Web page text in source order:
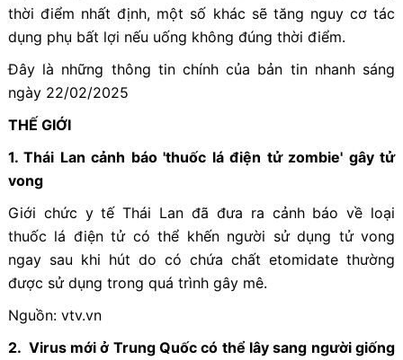
thời điểm nhất định, một số khác sẽ tăng nguy cơ tác
dụng phụ bất lợi nếu uống không đúng thời điểm.
Đây là những thông tin chính của bản tin nhanh sáng
ngày 22/02/2025
THẾ GIỚI
1. Thái Lan cảnh báo 'thuốc lá điện tử zombie' gây tử
vong
Giới chức y tế Thái Lan đã đưa ra cảnh báo về loại
thuốc lá điện tử có thể khến người sử dụng tử vong
ngay sau khi hút do có chứa chất etomidate thường
được sử dụng trong quá trình gây mê.
Nguồn: vtv.vn
2. Virus mới ở Trung Quốc có thể lây sang người giống